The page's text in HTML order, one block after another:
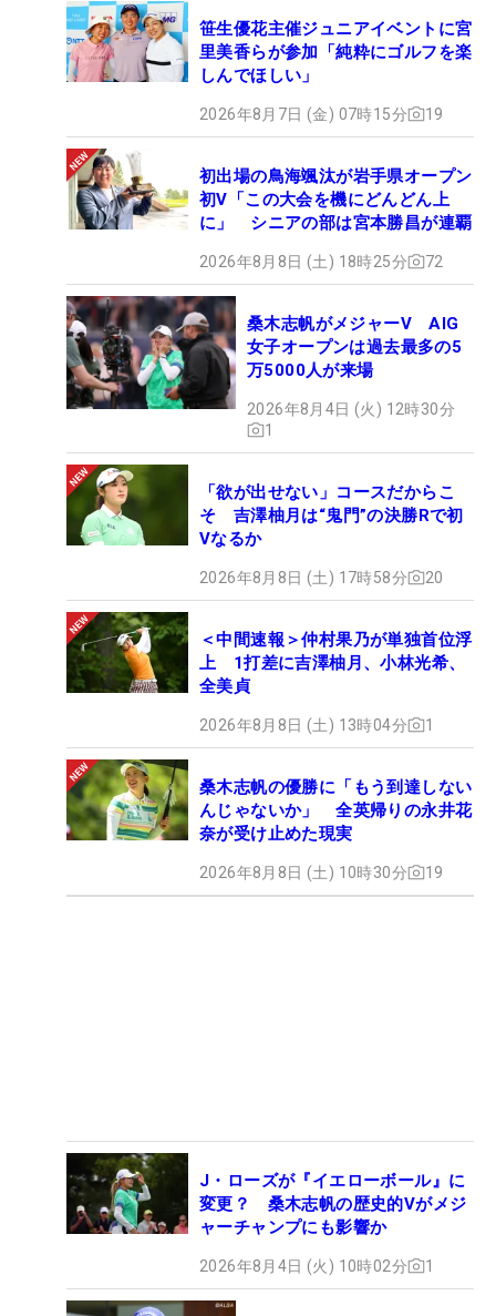
笹生優花主催ジュニアイベントに宮
里美香らが参加「純粋にゴルフを楽
しんでほしい」
2026年8月7日 (金) 07時15分 19
初出場の鳥海颯汰が岩手県オープン
初V「この大会を機にどんどん上
に」 シニアの部は宮本勝昌が連覇
2026年8月8日 (土) 18時25分 72
桑木志帆がメジャーV AIG
女子オープンは過去最多の5
万5000人が来場
2026年8月4日 (火) 12時30分
1
「欲が出せない」コースだからこ
そ 吉澤柚月は“鬼門”の決勝Rで初
Vなるか
2026年8月8日 (土) 17時58分 20
＜中間速報＞仲村果乃が単独首位浮
上 1打差に吉澤柚月、小林光希、
全美貞
2026年8月8日 (土) 13時04分 1
桑木志帆の優勝に「もう到達しない
んじゃないか」 全英帰りの永井花
奈が受け止めた現実
2026年8月8日 (土) 10時30分 19
J・ローズが『イエローボール』に
変更？ 桑木志帆の歴史的Vがメジ
ャーチャンプにも影響か
2026年8月4日 (火) 10時02分 1